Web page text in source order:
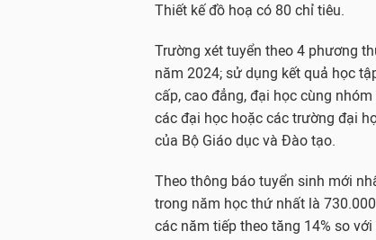
Thiết kế đồ hoạ có 80 chỉ tiêu.
Trường xét tuyển theo 4 phương
năm 2024; sử dụng kết quả học
cấp, cao đẳng, đại học cùng
các đại học hoặc các trường đại
của Bộ Giáo dục và Đào tạo.
Theo thông báo tuyển sinh mới
trong năm học thứ nhất là
các năm tiếp theo tăng 14% so